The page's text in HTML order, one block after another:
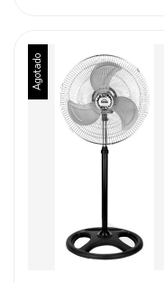
Agotado